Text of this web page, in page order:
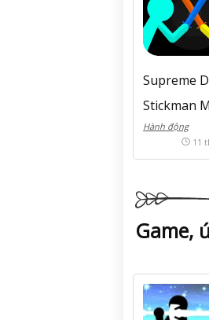
Supreme
Stickman
APK (Vô hạn
tiền) v4.0.4
Hành động
11
Game,